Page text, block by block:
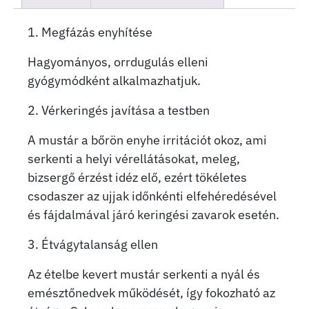
1. Megfázás enyhítése
Hagyományos, orrdugulás elleni
gyógymódként alkalmazhatjuk.
2. Vérkeringés javítása a testben
A mustár a bőrön enyhe irritációt okoz, ami
serkenti a helyi vérellátásokat, meleg,
bizsergő érzést idéz elő, ezért tökéletes
csodaszer az ujjak időnkénti elfehéredésével
és fájdalmával járó keringési zavarok esetén.
3. Étvágytalanság ellen
Az ételbe kevert mustár serkenti a nyál és
emésztőnedvek működését, így fokozható az